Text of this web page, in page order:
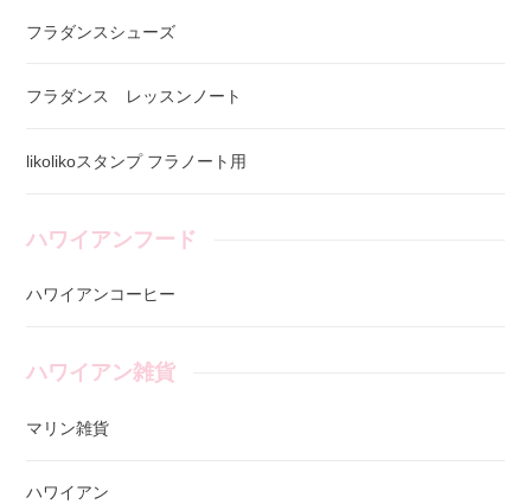
フラダンスシューズ
フラダンス レッスンノート
likolikoスタンプ フラノート用
ハワイアンフード
ハワイアンコーヒー
ハワイアン雑貨
マリン雑貨
ハワイアン